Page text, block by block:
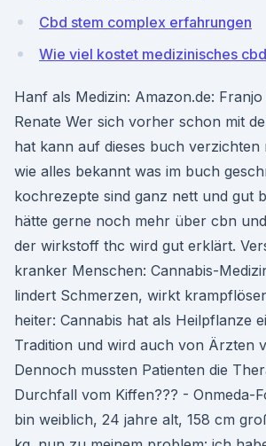
Cbd stem complex erfahrungen
Wie viel kostet medizinisches
Hanf als Medizin: Amazon.de:
Renate Wer sich vorher schon mit
hat kann auf dieses buch verzichten
wie alles bekannt was im buch
kochrezepte sind ganz nett und gut
hätte gerne noch mehr über cbn
der wirkstoff thc wird gut erklärt.
kranker Menschen: Cannabis-
lindert Schmerzen, wirkt
heiter: Cannabis hat als Heilpflanze
Tradition und wird auch von Ärzten
Dennoch mussten Patienten die
Durchfall vom Kiffen??? - Onmeda-
bin weiblich, 24 jahre alt, 158 cm